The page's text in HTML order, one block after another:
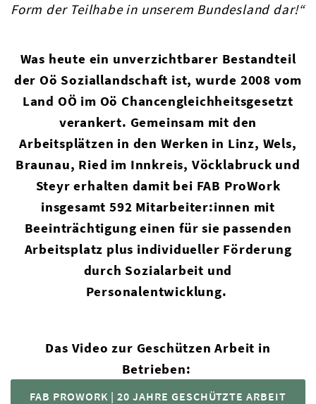
Form der Teilhabe in unserem Bundesland dar!“
Was heute ein unverzichtbarer Bestandteil
der Oö Soziallandschaft ist, wurde 2008 vom
Land OÖ im Oö Chancengleichheitsgesetzt
verankert. Gemeinsam mit den
Arbeitsplätzen in den Werken in Linz, Wels,
Braunau, Ried im Innkreis, Vöcklabruck und
Steyr erhalten damit bei FAB ProWork
insgesamt 592 Mitarbeiter:innen mit
Beeinträchtigung einen für sie passenden
Arbeitsplatz plus individueller Förderung
durch Sozialarbeit und
Personalentwicklung.
Das Video zur Geschützen Arbeit in
Betrieben:
FAB PROWORK | 20 JAHRE GESCHÜTZTE ARBEIT